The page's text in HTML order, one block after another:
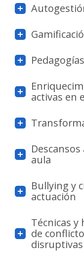
activas en
aula
Bullying y
actuación
Técnicas y
de
disruptivas